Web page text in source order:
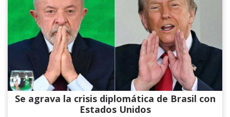
Se agrava la crisis diplomática de Brasil con
Estados Unidos